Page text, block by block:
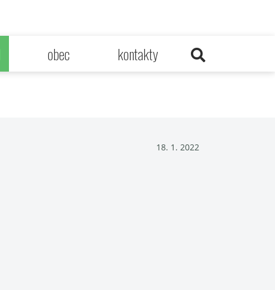
obec kontakty
18. 1. 2022